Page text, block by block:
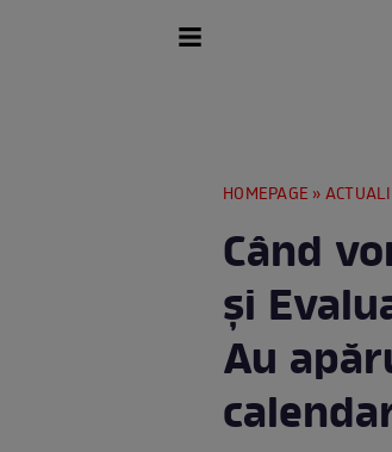
HOMEPAGE »
Când
și
Au